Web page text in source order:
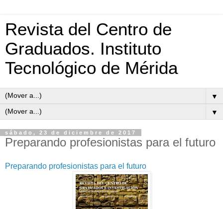
Revista del Centro de
Graduados. Instituto
Tecnológico de Mérida
▼
▼
sábado, 23 de diciembre de 2017
Preparando profesionistas para el futuro
Preparando profesionistas para el futuro